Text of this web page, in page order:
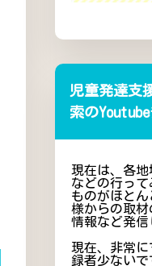
児童発達支
索の
現在は、各
などの行っ
ものがほと
様からの取
情報など発信
現在、非常
録者少ない